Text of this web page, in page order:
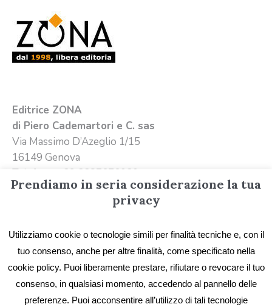
Editrice ZONA
di Piero Cademartori e C. sas
Via Massimo D’Azeglio 1/15
16149 Genova
Telefono +39 3387676020
Emailinfo@editricezona.it
Prendiamo in seria considerazione la tua
privacy
Utilizziamo cookie o tecnologie simili per finalità tecniche e, con il
tuo consenso, anche per altre finalità, come specificato nella
cookie policy. Puoi liberamente prestare, rifiutare o revocare il tuo
consenso, in qualsiasi momento, accedendo al pannello delle
preferenze. Puoi acconsentire all’utilizzo di tali tecnologie